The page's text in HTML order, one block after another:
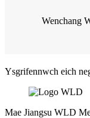
Wenchang
Ysgrifennwch eich
Mae Jiangsu WLD